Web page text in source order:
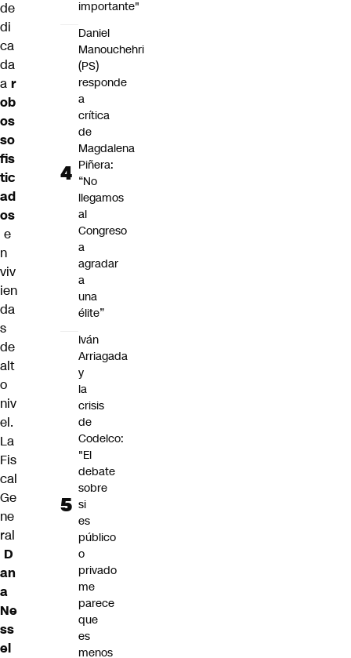
de
di
ca
da
a r
ob
os
so
fis
tic
ad
os
e
n
viv
ien
da
s
de
alt
o
niv
el.
La
Fis
cal
Ge
ne
ral
D
an
a
Ne
ss
el
importante"
Daniel
Manouchehri
(PS)
responde
a
crítica
de
Magdalena
Piñera:
“No
llegamos
al
Congreso
a
agradar
a
una
élite”
Iván
Arriagada
y
la
crisis
de
Codelco:
"El
debate
sobre
si
es
público
o
privado
me
parece
que
es
menos